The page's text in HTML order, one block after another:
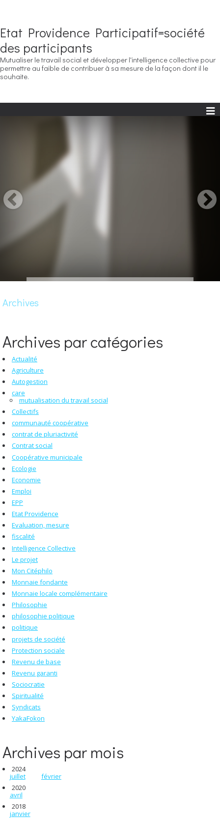
Etat Providence Participatif=société
des participants
Mutualiser le travail social et développer l'intelligence collective pour
permettre au faible de contribuer à sa mesure de la façon dont il le
souhaite.
Archives
Archives par catégories
Actualité
Agriculture
Autogestion
care
mutualisation du travail social
Collectifs
communauté coopérative
contrat de pluriactivité
Contrat social
Coopérative municipale
Ecologie
Economie
Emploi
EPP
Etat Providence
Evaluation, mesure
fiscalité
Intelligence Collective
Le projet
Mon Citéphilo
Monnaie fondante
Monnaie locale complémentaire
Philosophie
philosophie politique
politique
projets de société
Protection sociale
Revenu de base
Revenu garanti
Sociocratie
Spiritualité
Syndicats
YakaFokon
Archives par mois
2024
juillet
février
2020
avril
2018
janvier